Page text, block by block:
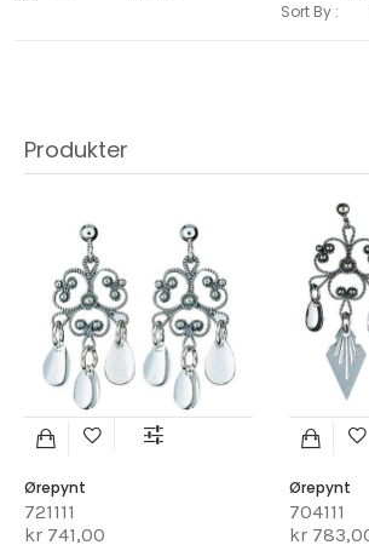
Produkter
Ørepynt
721111
kr 741,00
Ørepynt
704111
kr
Sort By :